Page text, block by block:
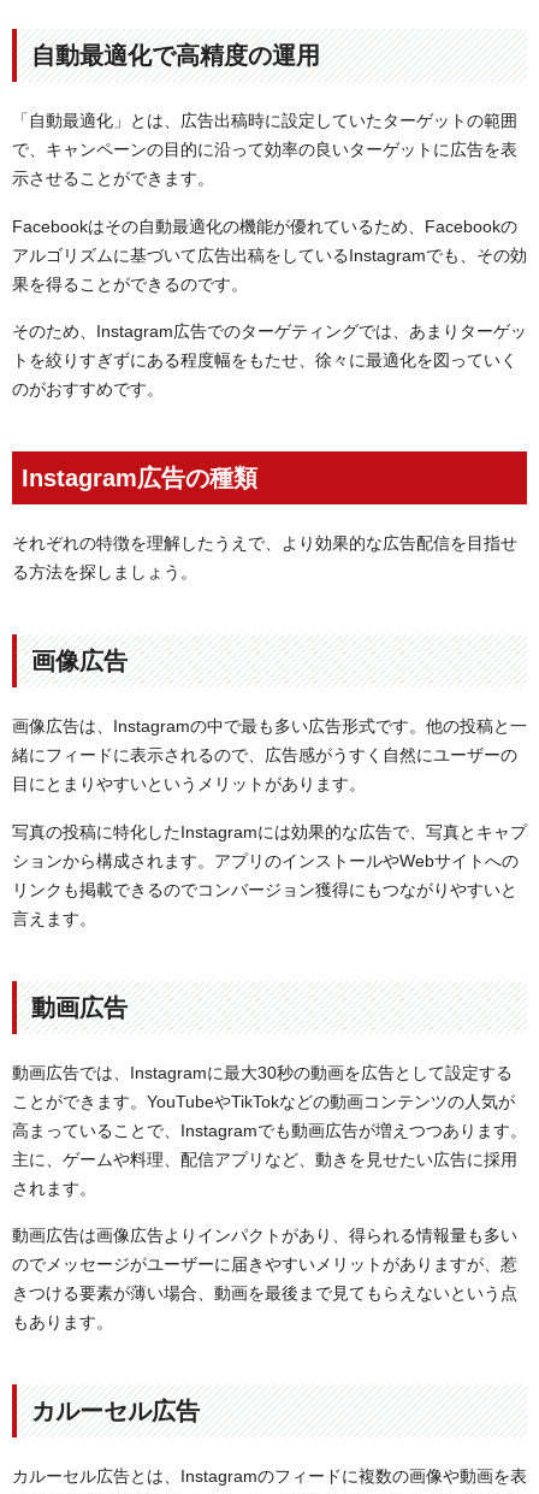
自動最適化で高精度の運用
「自動最適化」とは、広告出稿時に設定していたターゲットの範囲
で、キャンペーンの目的に沿って効率の良いターゲットに広告を表
示させることができます。
Facebookはその自動最適化の機能が優れているため、Facebookの
アルゴリズムに基づいて広告出稿をしているInstagramでも、その効
果を得ることができるのです。
そのため、Instagram広告でのターゲティングでは、あまりターゲッ
トを絞りすぎずにある程度幅をもたせ、徐々に最適化を図っていく
のがおすすめです。
Instagram広告の種類
それぞれの特徴を理解したうえで、より効果的な広告配信を目指せ
る方法を探しましょう。
画像広告
画像広告は、Instagramの中で最も多い広告形式です。他の投稿と一
緒にフィードに表示されるので、広告感がうすく自然にユーザーの
目にとまりやすいというメリットがあります。
写真の投稿に特化したInstagramには効果的な広告で、写真とキャプ
ションから構成されます。アプリのインストールやWebサイトへの
リンクも掲載できるのでコンバージョン獲得にもつながりやすいと
言えます。
動画広告
動画広告では、Instagramに最大30秒の動画を広告として設定する
ことができます。YouTubeやTikTokなどの動画コンテンツの人気が
高まっていることで、Instagramでも動画広告が増えつつあります。
主に、ゲームや料理、配信アプリなど、動きを見せたい広告に採用
されます。
動画広告は画像広告よりインパクトがあり、得られる情報量も多い
のでメッセージがユーザーに届きやすいメリットがありますが、惹
きつける要素が薄い場合、動画を最後まで見てもらえないという点
もあります。
カルーセル広告
カルーセル広告とは、Instagramのフィードに複数の画像や動画を表